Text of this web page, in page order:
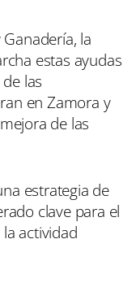
la
estas ayudas
las
en Zamora y
de las
estrategia de
clave para el
actividad